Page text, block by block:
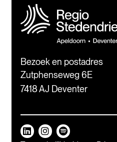
Bezoek en postadres
Zutphenseweg 6E
7418 AJ Deventer